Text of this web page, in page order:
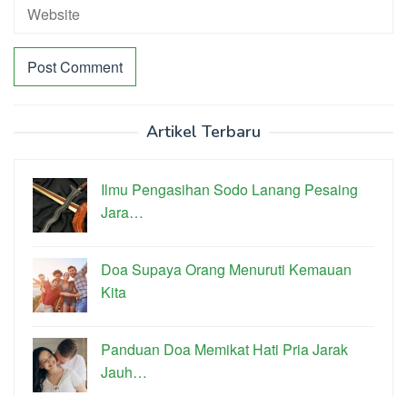
Artikel Terbaru
Ilmu Pengasihan Sodo Lanang Pesaing
Jara…
Doa Supaya Orang Menuruti Kemauan
Kita
Panduan Doa Memikat Hati Pria Jarak
Jauh…